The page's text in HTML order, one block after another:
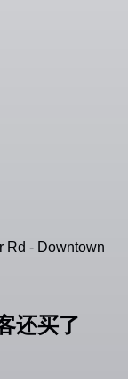
Rd - Downtown
还买了